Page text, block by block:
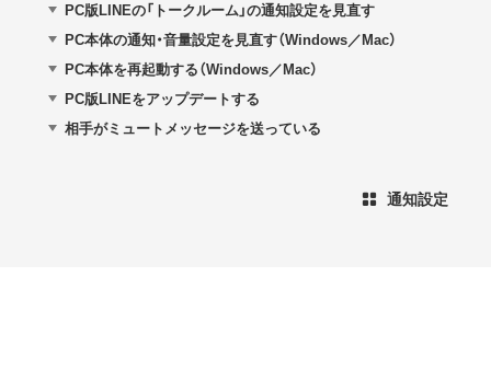
PC版LINEの「トークルーム」の通知設定を見直す
PC本体の通知・音量設定を見直す（Windows／Mac）
PC本体を再起動する（Windows／Mac）
PC版LINEをアップデートする
相手がミュートメッセージを送っている
通知設定